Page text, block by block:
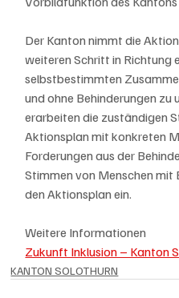
Der Kanton nimmt die
weiteren Schritt in Richtung
selbstbestimmten
und ohne Behinderungen zu
erarbeiten die zuständigen
Aktionsplan mit konkreten
Forderungen aus der
Stimmen von Menschen mit
den Aktionsplan ein.
Weitere Informationen
Zukunft Inklusion – Kanton
KANTON SOLOTHURN